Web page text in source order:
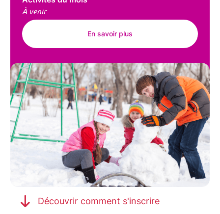
À venir
En savoir plus
Découvrir comment s'inscrire